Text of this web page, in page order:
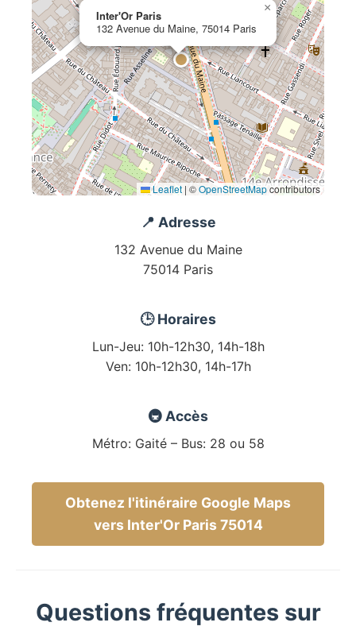
Inter'Or Paris
132 Avenue du Maine, 75014 Paris
×
Leaflet | ©OpenStreetMapcontributors
📍 Adresse
132 Avenue du Maine
75014 Paris
🕒 Horaires
Lun-Jeu: 10h-12h30, 14h-18h
Ven: 10h-12h30, 14h-17h
🚇 Accès
Métro: Gaité – Bus: 28 ou 58
Obtenez l'itinéraire Google Maps
vers Inter'Or Paris 75014
Questions fréquentes sur